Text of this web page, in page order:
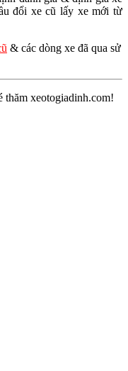
đổi xe cũ lấy xe mới từ
& các dòng xe đã qua sử
thăm xeotogiadinh.com!